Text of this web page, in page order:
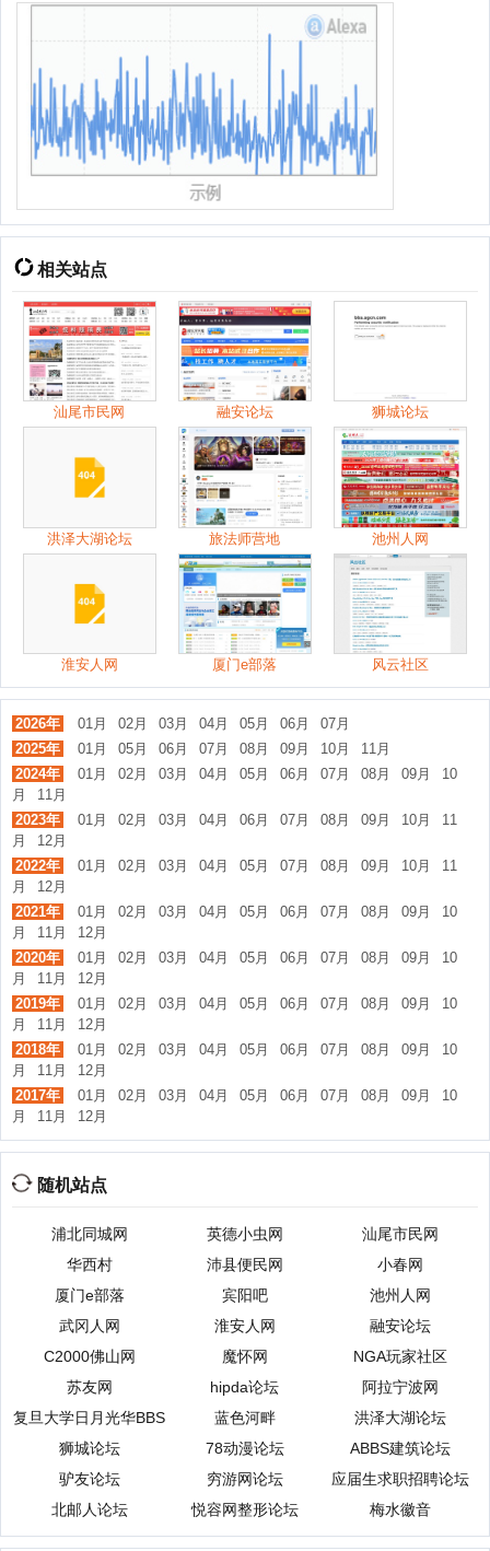
相关站点
汕尾市民网 融安论坛 狮城论坛
洪泽大湖论坛 旅法师营地 池州人网
淮安人网 厦门e部落 风云社区
2026年 01月 02月 03月 04月 05月 06月
07月
2025年
01月 05月 06月 07月 08月 09月 10月
11月
2024年
01月 02月 03月 04月 05月 06月 07月 08月 09月
10
月
11月
2023年
01月 02月 03月 04月 06月 07月 08月 09月 10月
11
月
12月
2022年
01月 02月 03月 04月 05月 07月 08月 09月 10月
11
月
12月
2021年
01月 02月 03月 04月 05月 06月 07月 08月 09月
10
月
11月
12月
2020年
01月 02月 03月 04月 05月 06月 07月 08月 09月
10
月
11月
12月
2019年
01月 02月 03月 04月 05月 06月 07月 08月 09月
10
月
11月
12月
2018年
01月 02月 03月 04月 05月 06月 07月 08月 09月
10
月
11月
12月
2017年
01月 02月 03月 04月 05月 06月 07月 08月 09月
10
月
11月 12月
随机站点
浦北同城网 英德小虫网
汕尾市民网
华西村
沛县便民网
小春网
厦门e部落
宾阳吧
池州人网
武冈人网
淮安人网
融安论坛
C2000佛山网
魔怀网
NGA玩家社区
苏友网
hipda论坛
阿拉宁波网
复旦大学日月光华BBS
蓝色河畔
洪泽大湖论坛
狮城论坛
78动漫论坛
ABBS建筑论坛
驴友论坛
穷游网论坛
应届生求职招聘论坛
北邮人论坛
悦容网整形论坛 梅水徽音